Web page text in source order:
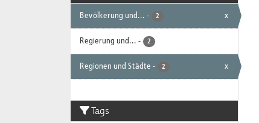
Bevölkerung und... - 2 x
Regierung und... - 2
Regionen und Städte - 2 x
Tags